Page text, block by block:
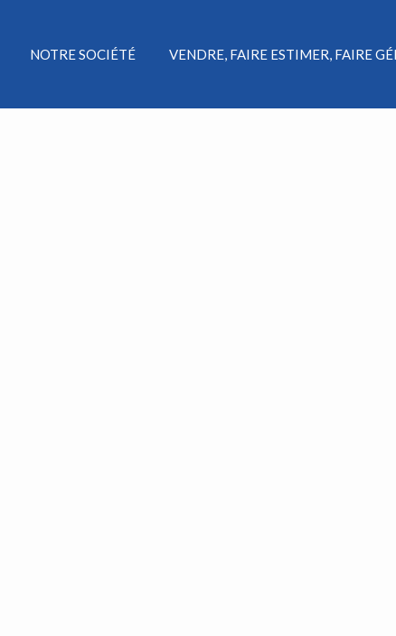
NOTRE SOCIÉTÉ VENDRE, FAIRE ESTIMER, FAIRE